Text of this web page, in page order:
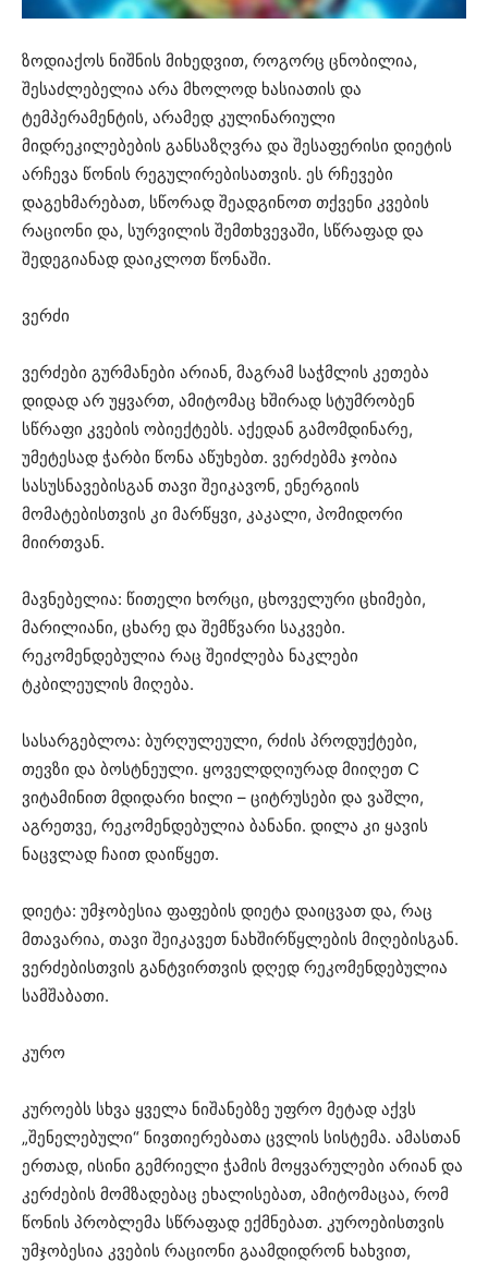
ზოდიაქოს ნიშნის მიხედვით, როგორც ცნობილია,
შესაძლებელია არა მხოლოდ ხასიათის და
ტემპერამენტის, არამედ კულინარიული
მიდრეკილებების განსაზღვრა და შესაფერისი დიეტის
არჩევა წონის რეგულირებისათვის. ეს რჩევები
დაგეხმარებათ, სწორად შეადგინოთ თქვენი კვების
რაციონი და, სურვილის შემთხვევაში, სწრაფად და
შედეგიანად დაიკლოთ წონაში.
ვერძი
ვერძები გურმანები არიან, მაგრამ საჭმლის კეთება
დიდად არ უყვართ, ამიტომაც ხშირად სტუმრობენ
სწრაფი კვების ობიექტებს. აქედან გამომდინარე,
უმეტესად ჭარბი წონა აწუხებთ. ვერძებმა ჯობია
სასუსნავებისგან თავი შეიკავონ, ენერგიის
მომატებისთვის კი მარწყვი, კაკალი, პომიდორი
მიირთვან.
მავნებელია: წითელი ხორცი, ცხოველური ცხიმები,
მარილიანი, ცხარე და შემწვარი საკვები.
რეკომენდებულია რაც შეიძლება ნაკლები
ტკბილეულის მიღება.
სასარგებლოა: ბურღულეული, რძის პროდუქტები,
თევზი და ბოსტნეული. ყოველდღიურად მიიღეთ C
ვიტამინით მდიდარი ხილი – ციტრუსები და ვაშლი,
აგრეთვე, რეკომენდებულია ბანანი. დილა კი ყავის
ნაცვლად ჩაით დაიწყეთ.
დიეტა: უმჯობესია ფაფების დიეტა დაიცვათ და, რაც
მთავარია, თავი შეიკავეთ ნახშირწყლების მიღებისგან.
ვერძებისთვის განტვირთვის დღედ რეკომენდებულია
სამშაბათი.
კურო
კუროებს სხვა ყველა ნიშანებზე უფრო მეტად აქვს
„შენელებული“ ნივთიერებათა ცვლის სისტემა. ამასთან
ერთად, ისინი გემრიელი ჭამის მოყვარულები არიან და
კერძების მომზადებაც ეხალისებათ, ამიტომაცაა, რომ
წონის პრობლემა სწრაფად ექმნებათ. კუროებისთვის
უმჯობესია კვების რაციონი გაამდიდრონ ხახვით,